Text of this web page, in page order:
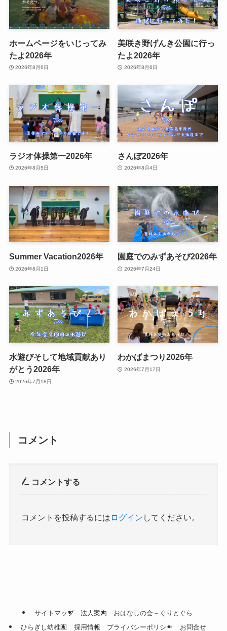
ホームページをいじってみ
たよ2026年
2026年8月6日
美咲き野げんき公園に行っ
たよ2026年
2026年8月6日
ラジオ体操第一2026年
2026年8月5日
さんぽ2026年
2026年8月4日
Summer Vacation2026年
2026年8月1日
園庭でのみずあそび2026年
2026年7月24日
水遊びそして地域貢献あり
がとう2026年
2026年7月18日
わかばまつり2026年
2026年7月17日
コメント
コメントする
コメントを投稿するには ログイン してください。
サイトマップ 法人案内
おはなしの会－ぐりとぐら
ひらぎし幼稚園
採用情報 プライバシーポリシー お問合せ